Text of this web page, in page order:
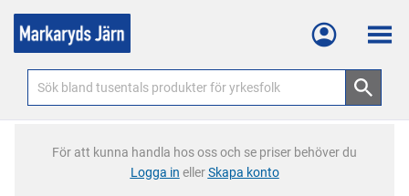
Meny
För att kunna handla hos oss och se priser behöver du
Logga in ellerSkapa konto